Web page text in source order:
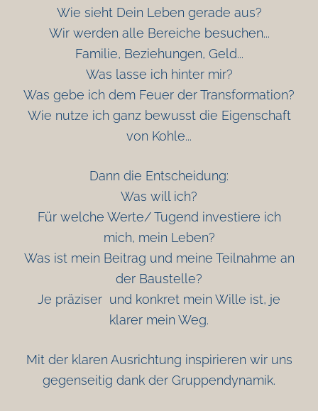
Wie sieht Dein Leben gerade aus?
Wir werden alle Bereiche besuchen...
Familie, Beziehungen, Geld...
Was lasse ich hinter mir?
Was gebe ich dem Feuer der Transformation?
Wie nutze ich ganz bewusst die Eigenschaft
von Kohle...
Dann die Entscheidung:
Was will ich?
Für welche Werte/ Tugend investiere ich
mich, mein Leben?
Was ist mein Beitrag und meine Teilnahme an
der Baustelle?
Je präziser und konkret mein Wille ist, je
klarer mein Weg.
Mit der klaren Ausrichtung inspirieren wir uns
gegenseitig dank der Gruppendynamik.